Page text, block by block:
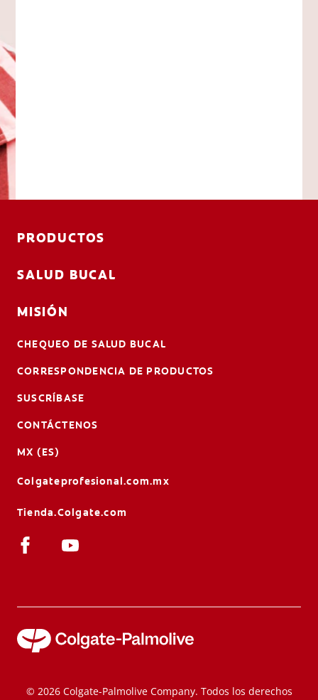
PRODUCTOS
SALUD BUCAL
MISIÓN
CHEQUEO DE SALUD BUCAL
CORRESPONDENCIA DE PRODUCTOS
SUSCRÍBASE
CONTÁCTENOS
MX (ES)
Colgateprofesional.com.mx
Tienda.Colgate.com
© 2026 Colgate-Palmolive Company. Todos los derechos